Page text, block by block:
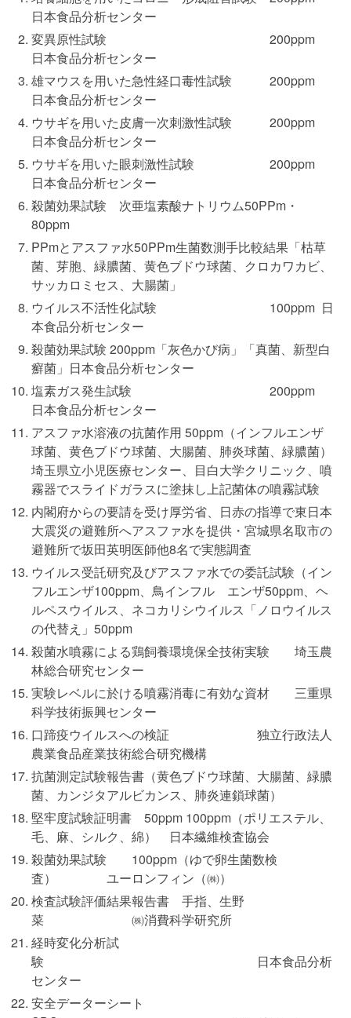
日本食品分析センター
変異原性試験 200ppm
日本食品分析センター
雄マウスを用いた急性経口毒性試験 200ppm
日本食品分析センター
ウサギを用いた皮膚一次刺激性試験 200ppm
日本食品分析センター
ウサギを用いた眼刺激性試験 200ppm
日本食品分析センター
殺菌効果試験 次亜塩素酸ナトリウム50PPm・
80ppm
PPmとアスファ水50PPm生菌数測手比較結果「枯草
菌、芽胞、緑膿菌、黄色ブドウ球菌、クロカワカビ、
サッカロミセス、大腸菌」
ウイルス不活性化試験 100ppm 日
本食品分析センター
殺菌効果試験 200ppm「灰色かび病」「真菌、新型白
癬菌」日本食品分析センター
塩素ガス発生試験 200ppm
日本食品分析センター
アスファ水溶液の抗菌作用 50ppm（インフルエンザ
球菌、黄色ブドウ球菌、大腸菌、肺炎球菌、緑膿菌）
埼玉県立小児医療センター、目白大学クリニック、噴
霧器でスライドガラスに塗抹し上記菌体の噴霧試験
内閣府からの要請を受け厚労省、日赤の指導で東日本
大震災の避難所へアスファ水を提供・宮城県名取市の
避難所で坂田英明医師他8名で実態調査
ウイルス受託研究及びアスファ水での委託試験（イン
フルエンザ100ppm、鳥インフル エンザ50ppm、ヘ
ルペスウイルス、ネコカリシウイルス「ノロウイルス
の代替え」50ppm
殺菌水噴霧による鶏飼養環境保全技術実験 埼玉農
林総合研究センター
実験レベルに於ける噴霧消毒に有効な資材 三重県
科学技術振興センター
口蹄疫ウイルスへの検証 独立行政法人
農業食品産業技術総合研究機構
抗菌測定試験報告書（黄色ブドウ球菌、大腸菌、緑膿
菌、カンジタアルビカンス、肺炎連鎖球菌）
堅牢度試験証明書 50ppm 100ppm（ポリエステル、
毛、麻、シルク、綿） 日本繊維検査協会
殺菌効果試験 100ppm（ゆで卵生菌数検
査） ユーロンフィン（㈱）
検査試験評価結果報告書 手指、生野
菜 ㈱消費科学研究所
経時変化分析試
験 日本食品分析
センター
安全データーシート